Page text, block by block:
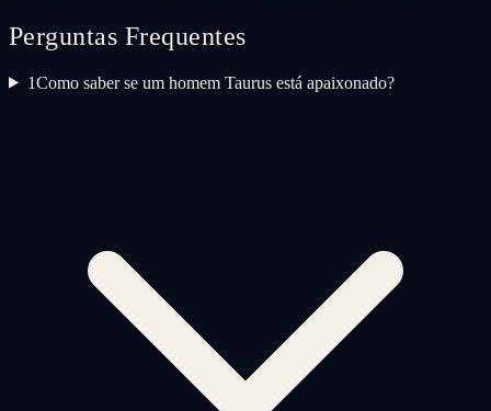
Perguntas Frequentes
1Como saber se um homem Taurus está apaixonado?